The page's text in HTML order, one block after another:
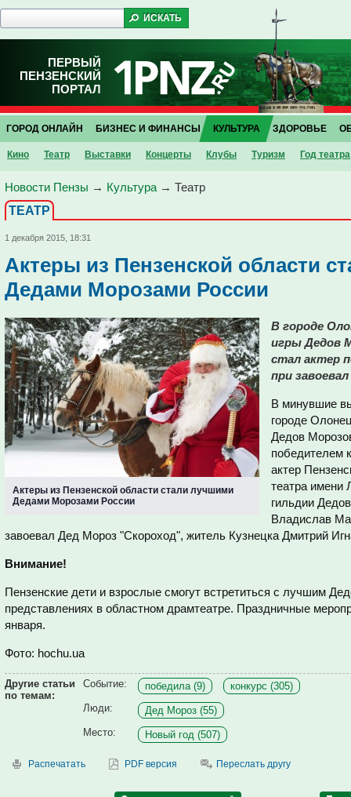
ПЕРВЫЙ
ПЕНЗЕНСКИЙ
ПОРТАЛ
ГОРОД ОНЛАЙН БИЗНЕС И ФИНАНСЫ КУЛЬТУРА
Кино Театр Выставки Концерты Клубы Туризм Год театра
ЗДОРОВЬЕ
Новости Пензы → Культура → Театр
ТЕАТР
1 декабря 2015, 18:31
Актеры из Пензенской области
Дедами Морозами России
Актеры из Пензенской области стали лучшими
Дедами Морозами России
В городе
игры Дедов
стал актер
при
В минувшие
городе
Дедов
победителем
актер
театра имени
гильдии
Владислав
завоевал Дед Мороз "Скороход", житель Кузнецка Дмитрий
Внимание!
Пензенские дети и взрослые смогут встретиться с лучшим
представлениях в областном драмтеатре. Праздничные
января.
Фото: hochu.ua
Другие статьи
по темам:
Событие: победила (9)
конкурс (305)
Люди:
Дед Мороз (55)
Место:
Новый год (507)
Распечатать PDF версия Переслать другу